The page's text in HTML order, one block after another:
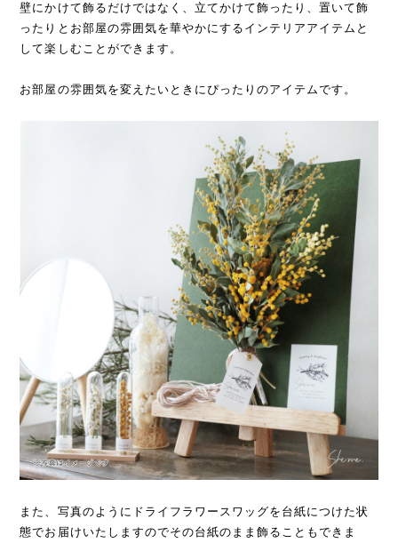
壁にかけて飾るだけではなく、立てかけて飾ったり、置いて飾
ったりとお部屋の雰囲気を華やかにするインテリアアイテムと
して楽しむことができます。
お部屋の雰囲気を変えたいときにぴったりのアイテムです。
また、写真のようにドライフラワースワッグを台紙につけた状
態でお届けいたしますのでその台紙のまま飾ることもできま